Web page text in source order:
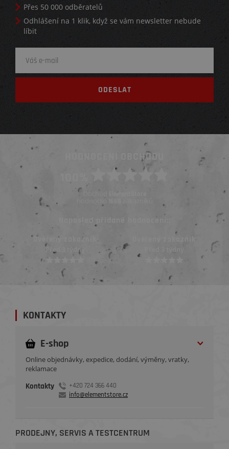
Přes 50 000 odběratelů
Odhlášení na 1 klik, když se vám newsletter nebude
líbit
HODNOCENÍ OBCHODU
Obchod ElementStore
hodnotilo
Naposled přidané hodnocení::
Ověřený zákazník
Před 3 týdny
KONTAKTY
E-shop
Online objednávky, expedice, dodání, výměny, vratky,
reklamace
Kontakty
+420 724 366 440
info@elementstore.cz
PRODEJNY, SERVIS A TESTCENTRUM